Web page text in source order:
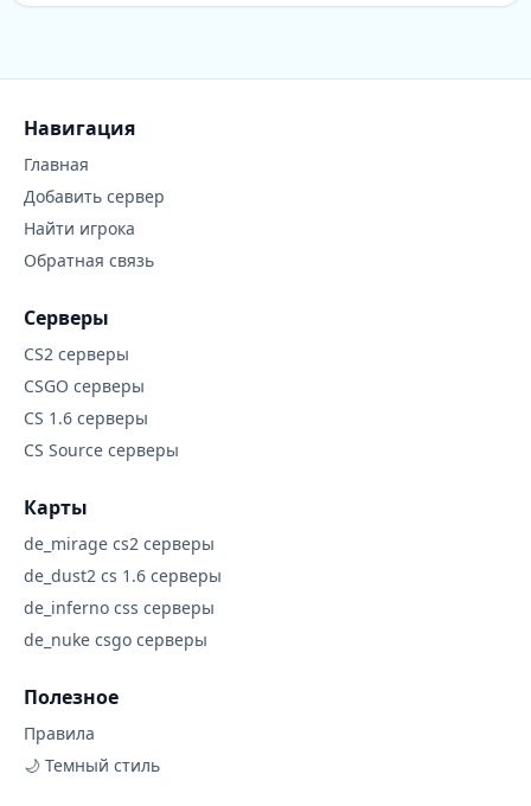
Навигация
Главная
Добавить сервер
Найти игрока
Обратная связь
Серверы
CS2 серверы
CSGO серверы
CS 1.6 серверы
CS Source серверы
Карты
de_mirage cs2 серверы
de_dust2 cs 1.6 серверы
de_inferno css серверы
de_nuke csgo серверы
Полезное
Правила
🌙 Темный стиль